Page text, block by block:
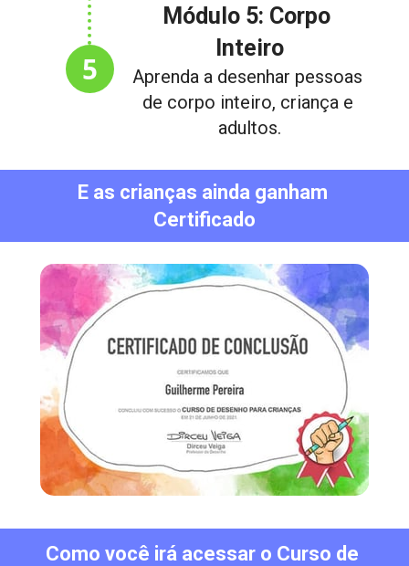
Módulo 5: Corpo
Inteiro
Aprenda a desenhar pessoas
de corpo inteiro, criança e
adultos.
5
E as crianças ainda ganham
Certificado
Como você irá acessar o Curso de